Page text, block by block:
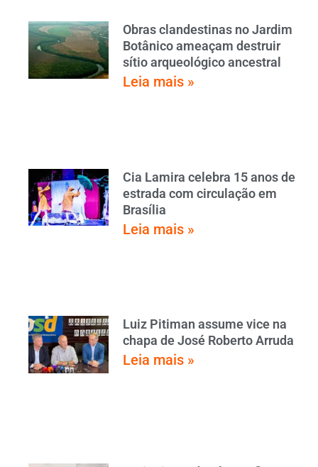
Obras clandestinas no Jardim
Botânico ameaçam destruir
sítio arqueológico ancestral
Leia mais »
Cia Lamira celebra 15 anos de
estrada com circulação em
Brasília
Leia mais »
Luiz Pitiman assume vice na
chapa de José Roberto Arruda
Leia mais »